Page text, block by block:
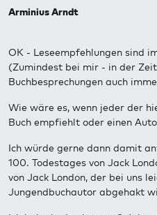
Arminius Arndt
OK - Leseempfehlungen sind
(Zumindest bei mir - in der
Buchbesprechungen auch
Wie wäre es, wenn jeder der
Buch empfiehlt oder einen
Ich würde gerne dann damit
100. Todestages von Jack
von Jack London, der bei uns
Jungendbuchautor abgehakt